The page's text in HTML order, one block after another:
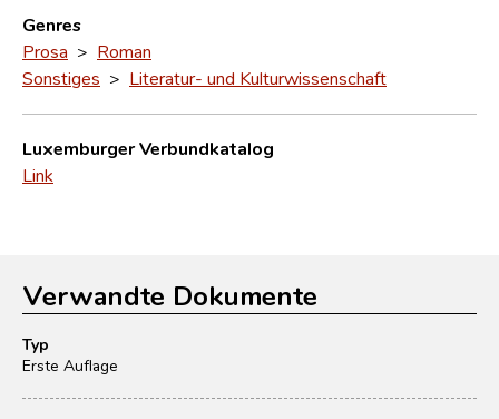
Genres
Prosa > Roman
Sonstiges > Literatur- und Kulturwissenschaft
Luxemburger Verbundkatalog
Link
Verwandte Dokumente
Typ
Erste Auflage